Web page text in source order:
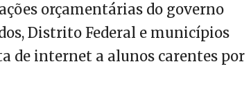
orçamentárias do governo
Distrito Federal e municípios
de internet a alunos carentes por